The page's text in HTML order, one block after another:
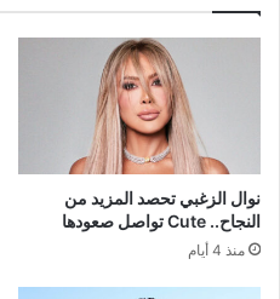
نوال الزغبي تحصد المزيد من
النجاح.. Cute تواصل صعودها
منذ 4 أيام